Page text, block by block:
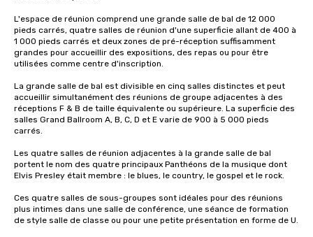
L'espace de réunion comprend une grande salle de bal de 12 000
pieds carrés, quatre salles de réunion d'une superficie allant de 400 à
1 000 pieds carrés et deux zones de pré-réception suffisamment
grandes pour accueillir des expositions, des repas ou pour être
utilisées comme centre d'inscription.
La grande salle de bal est divisible en cinq salles distinctes et peut
accueillir simultanément des réunions de groupe adjacentes à des
réceptions F & B de taille équivalente ou supérieure. La superficie des
salles Grand Ballroom A, B, C, D et E varie de 900 à 5 000 pieds
carrés.
Les quatre salles de réunion adjacentes à la grande salle de bal
portent le nom des quatre principaux Panthéons de la musique dont
Elvis Presley était membre : le blues, le country, le gospel et le rock.
Ces quatre salles de sous-groupes sont idéales pour des réunions
plus intimes dans une salle de conférence, une séance de formation
de style salle de classe ou pour une petite présentation en forme de U.